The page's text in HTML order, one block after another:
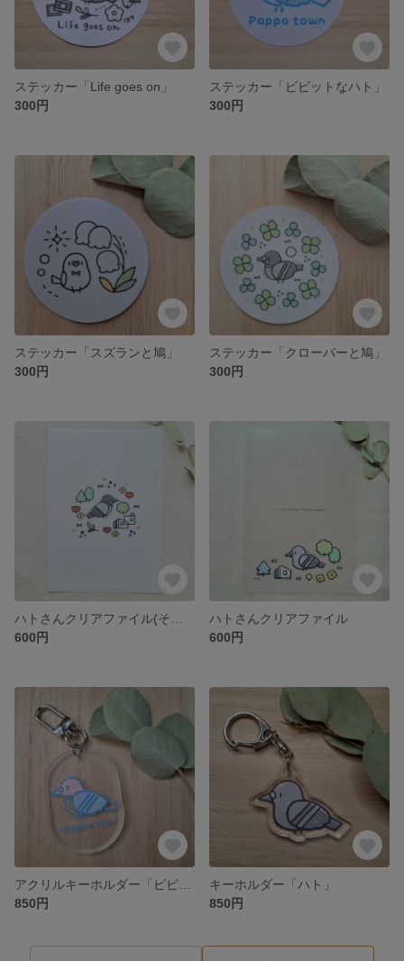
ステッカー「Life goes on」
300円
ステッカー「ビビットなハト」
300円
ステッカー「スズランと鳩」
300円
ステッカー「クローバーと鳩」
300円
600円
ハトさんクリアファイル
600円
850円
キーホルダー「ハト」
850円